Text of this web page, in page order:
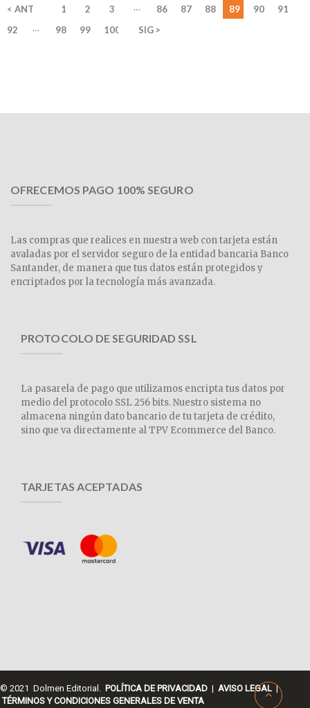
< ANT 1 2 3 … 86 87 88 89 90
91
92
… 98 99 100 SIG >
OFRECEMOS PAGO 100% SEGURO
Las compras que realices en nuestra web con tarjeta están
avaladas por el servidor seguro de la entidad bancaria Banco
Santander, de manera que tus datos están protegidos y
encriptados por la tecnología más avanzada.
PROTOCOLO DE SEGURIDAD SSL
La pasarela de pago que utilizamos encripta tus datos por
medio del protocolo SSL 256 bits. Nuestro sistema no
almacena ningún dato bancario de tu tarjeta de crédito,
sino que va directamente al TPV Ecommerce del Banco.
TARJETAS ACEPTADAS
© 2021 Dolmen Editorial. POLÍTICA DE PRIVACIDAD | AVISO LEGAL |
TÉRMINOS Y CONDICIONES GENERALES DE VENTA